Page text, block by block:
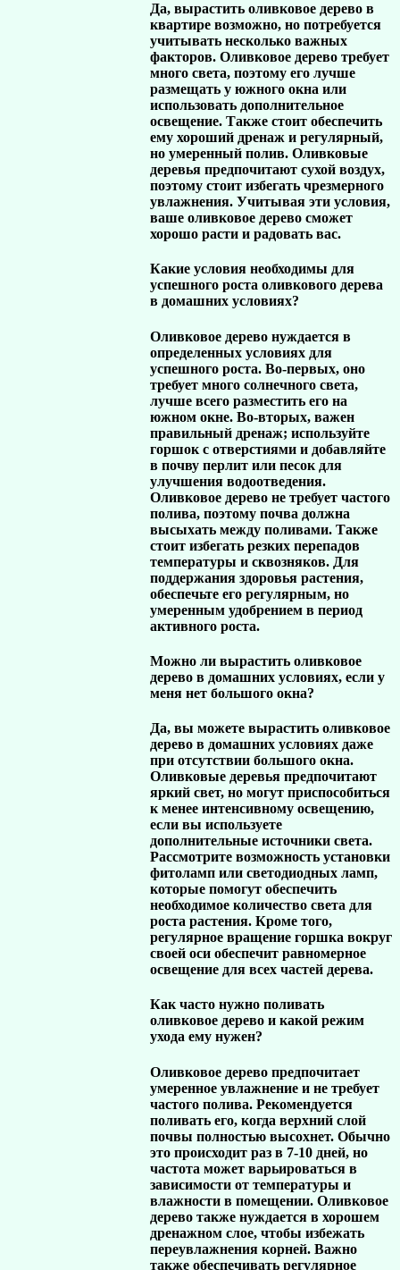
Да, вырастить оливковое дерево в
квартире возможно, но потребуется
учитывать несколько важных
факторов. Оливковое дерево требует
много света, поэтому его лучше
размещать у южного окна или
использовать дополнительное
освещение. Также стоит обеспечить
ему хороший дренаж и регулярный,
но умеренный полив. Оливковые
деревья предпочитают сухой воздух,
поэтому стоит избегать чрезмерного
увлажнения. Учитывая эти условия,
ваше оливковое дерево сможет
хорошо расти и радовать вас.
Какие условия необходимы для
успешного роста оливкового дерева
в домашних условиях?
Оливковое дерево нуждается в
определенных условиях для
успешного роста. Во-первых, оно
требует много солнечного света,
лучше всего разместить его на
южном окне. Во-вторых, важен
правильный дренаж; используйте
горшок с отверстиями и добавляйте
в почву перлит или песок для
улучшения водоотведения.
Оливковое дерево не требует частого
полива, поэтому почва должна
высыхать между поливами. Также
стоит избегать резких перепадов
температуры и сквозняков. Для
поддержания здоровья растения,
обеспечьте его регулярным, но
умеренным удобрением в период
активного роста.
Можно ли вырастить оливковое
дерево в домашних условиях, если у
меня нет большого окна?
Да, вы можете вырастить оливковое
дерево в домашних условиях даже
при отсутствии большого окна.
Оливковые деревья предпочитают
яркий свет, но могут приспособиться
к менее интенсивному освещению,
если вы используете
дополнительные источники света.
Рассмотрите возможность установки
фитоламп или светодиодных ламп,
которые помогут обеспечить
необходимое количество света для
роста растения. Кроме того,
регулярное вращение горшка вокруг
своей оси обеспечит равномерное
освещение для всех частей дерева.
Как часто нужно поливать
оливковое дерево и какой режим
ухода ему нужен?
Оливковое дерево предпочитает
умеренное увлажнение и не требует
частого полива. Рекомендуется
поливать его, когда верхний слой
почвы полностью высохнет. Обычно
это происходит раз в 7-10 дней, но
частота может варьироваться в
зависимости от температуры и
влажности в помещении. Оливковое
дерево также нуждается в хорошем
дренажном слое, чтобы избежать
переувлажнения корней. Важно
также обеспечивать регулярное